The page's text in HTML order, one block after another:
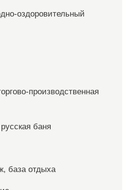
оздоровительный
производственная
баня
база отдыха